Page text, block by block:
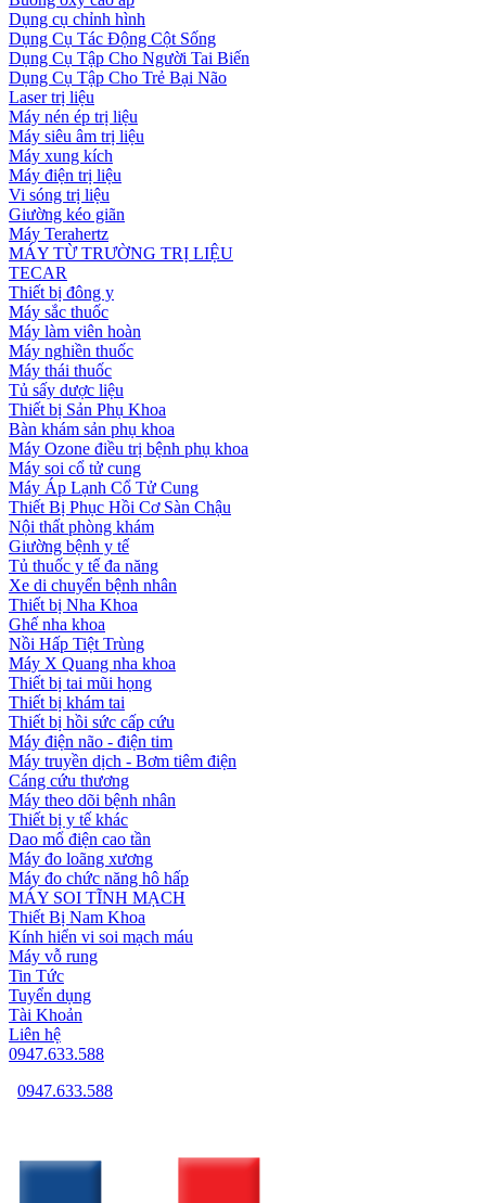
Dụng cụ chỉnh hình
Dụng Cụ Tác Động Cột Sống
Dụng Cụ Tập Cho Người Tai Biến
Dụng Cụ Tập Cho Trẻ Bại Não
Laser trị liệu
Máy nén ép trị liệu
Máy siêu âm trị liệu
Máy xung kích
Máy điện trị liệu
Vi sóng trị liệu
Giường kéo giãn
Máy Terahertz
MÁY TỪ TRƯỜNG TRỊ LIỆU
TECAR
Thiết bị đông y
Máy sắc thuốc
Máy làm viên hoàn
Máy nghiền thuốc
Máy thái thuốc
Tủ sấy dược liệu
Thiết bị Sản Phụ Khoa
Bàn khám sản phụ khoa
Máy Ozone điều trị bệnh phụ khoa
Máy soi cổ tử cung
Máy Áp Lạnh Cổ Tử Cung
Thiết Bị Phục Hồi Cơ Sàn Chậu
Nội thất phòng khám
Giường bệnh y tế
Tủ thuốc y tế đa năng
Xe di chuyển bệnh nhân
Thiết bị Nha Khoa
Ghế nha khoa
Nồi Hấp Tiệt Trùng
Máy X Quang nha khoa
Thiết bị tai mũi họng
Thiết bị khám tai
Thiết bị hồi sức cấp cứu
Máy điện não - điện tim
Máy truyền dịch - Bơm tiêm điện
Cáng cứu thương
Máy theo dõi bệnh nhân
Thiết bị y tế khác
Dao mổ điện cao tần
Máy đo loãng xương
Máy đo chức năng hô hấp
MÁY SOI TĨNH MẠCH
Thiết Bị Nam Khoa
Kính hiển vi soi mạch máu
Máy vỗ rung
Tin Tức
Tuyển dụng
Tài Khoản
Liên hệ
0947.633.588
0947.633.588